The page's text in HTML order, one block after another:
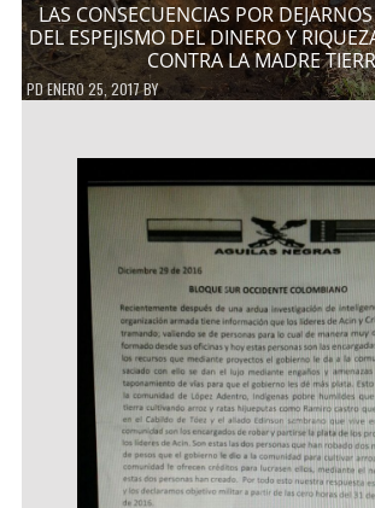
LAS CONSECUENCIAS POR
DEL ESPEJISMO DEL DINERO Y
CONTRA LA MADRE
PDENERO 25, 2017BY